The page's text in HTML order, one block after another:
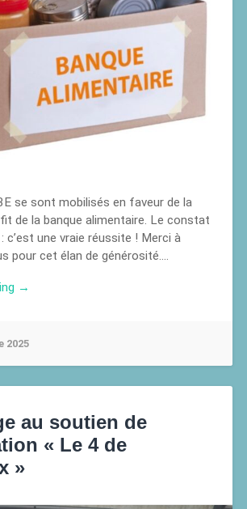
se sont mobilisés en faveur de la
de la banque alimentaire. Le constat
c’est une vraie réussite ! Merci à
pour cet élan de générosité….
→
2025
au soutien de
« Le 4 de
»